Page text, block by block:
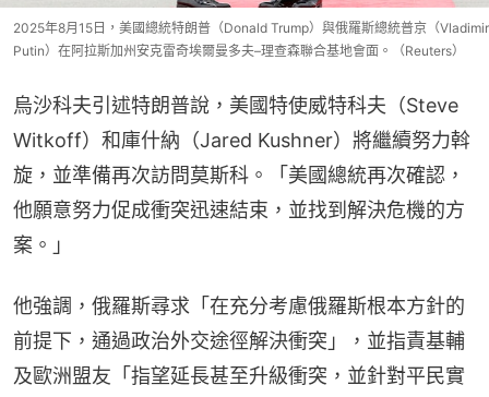
2025年8月15日，美國總統特朗普（Donald Trump）與俄羅斯總統普京（Vladimir
Putin）在阿拉斯加州安克雷奇埃爾曼多夫–理查森聯合基地會面。（Reuters）
烏沙科夫引述特朗普說，美國特使威特科夫（Steve
Witkoff）和庫什納（Jared Kushner）將繼續努力斡
旋，並準備再次訪問莫斯科。「美國總統再次確認，
他願意努力促成衝突迅速結束，並找到解決危機的方
案。」
他強調，俄羅斯尋求「在充分考慮俄羅斯根本方針的
前提下，通過政治外交途徑解決衝突」，並指責基輔
及歐洲盟友「指望延長甚至升級衝突，並針對平民實